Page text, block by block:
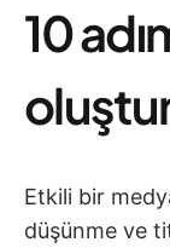
10
Etkili bir
düşünme ve